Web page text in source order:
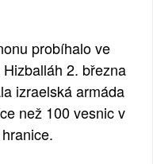
probíhalo ve
2. března
izraelská armáda
než 100 vesnic v